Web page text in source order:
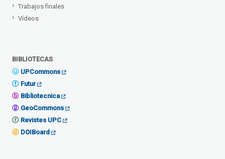
Trabajos finales
Vídeos
BIBLIOTECAS
UPCommons
Futur
Bibliotecnica
GeoCommons
Revistes UPC
DOIBoard